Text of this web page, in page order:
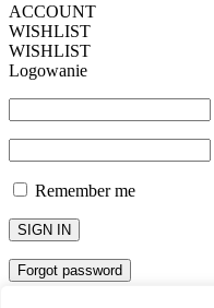
ACCOUNT
WISHLIST
WISHLIST
Logowanie
Remember me
SIGN IN
Forgot password